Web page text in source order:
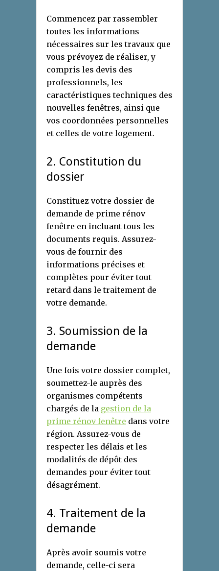
Commencez par rassembler
toutes les informations
nécessaires sur les travaux que
vous prévoyez de réaliser, y
compris les devis des
professionnels, les
caractéristiques techniques des
nouvelles fenêtres, ainsi que
vos coordonnées personnelles
et celles de votre logement.
2. Constitution du
dossier
Constituez votre dossier de
demande de prime rénov
fenêtre en incluant tous les
documents requis. Assurez-
vous de fournir des
informations précises et
complètes pour éviter tout
retard dans le traitement de
votre demande.
3. Soumission de la
demande
Une fois votre dossier complet,
soumettez-le auprès des
organismes compétents
chargés de la gestion de la
prime rénov fenêtre dans votre
région. Assurez-vous de
respecter les délais et les
modalités de dépôt des
demandes pour éviter tout
désagrément.
4. Traitement de la
demande
Après avoir soumis votre
demande, celle-ci sera